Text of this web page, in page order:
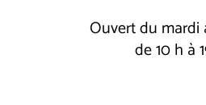
Ouvert du mardi
de 10 h à